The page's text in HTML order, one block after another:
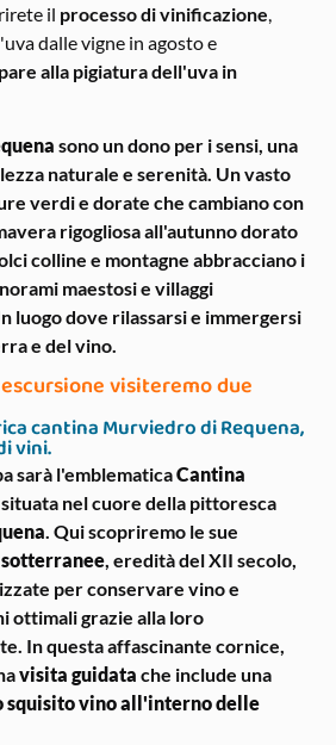
il processo di vinificazione
dalle vigne in agosto e
alla pigiatura dell'uva in
sono un dono per i sensi, una
naturale e serenità. Un vasto
verdi e dorate che cambiano con
rigogliosa all'autunno dorato
colline e montagne abbracciano i
maestosi e villaggi
luogo dove rilassarsi e immergersi
e del vino.
visiteremo due
cantina Murviedro di Requena,
vini.
sarà l'emblematicaCantina
situata nel cuore della pittoresca
. Qui scopriremo le sue
, eredità del XII secolo,
per conservare vino e
ottimali grazie alla loro
In questa affascinante cornice,
visita guidata che include una
squisito vino all'interno delle